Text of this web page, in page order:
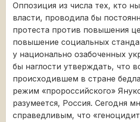
Оппозиция из числа тех, кто
власти, проводила бы
протеста против повышения
повышение социальных
у национально озабоченных
бы наглости утверждать, что
происходившем в стране
режим «пророссийского»
разумеется, Россия. Сегодня
справедливым, что